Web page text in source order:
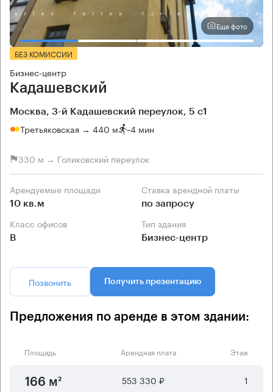
Еще фото
БЕЗ КОМИССИИ
Бизнес-центр
Кадашевский
Москва, 3-й Кадашевский переулок, 5 с1
Третьяковская → 440 м ~4 мин
330 м → Голиковский переулок
Арендуемые площади
10 кв.м
Ставка арендной платы
по запросу
Класс офисов
B
Тип здания
Бизнес-центр
Позвонить Получить презентацию
Предложения по аренде в этом здании:
Площадь Арендная плата Этаж
166 м² 553 330 ₽ 1